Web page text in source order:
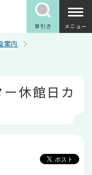
早引き メニュー
案内
休館日カ